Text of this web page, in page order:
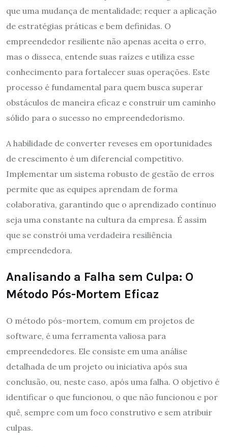
que uma mudança de mentalidade; requer a aplicação
de estratégias práticas e bem definidas. O
empreendedor resiliente não apenas aceita o erro,
mas o disseca, entende suas raízes e utiliza esse
conhecimento para fortalecer suas operações. Este
processo é fundamental para quem busca superar
obstáculos de maneira eficaz e construir um caminho
sólido para o sucesso no empreendedorismo.
A habilidade de converter reveses em oportunidades
de crescimento é um diferencial competitivo.
Implementar um sistema robusto de gestão de erros
permite que as equipes aprendam de forma
colaborativa, garantindo que o aprendizado contínuo
seja uma constante na cultura da empresa. É assim
que se constrói uma verdadeira resiliência
empreendedora.
Analisando a Falha sem Culpa: O
Método Pós-Mortem Eficaz
O método pós-mortem, comum em projetos de
software, é uma ferramenta valiosa para
empreendedores. Ele consiste em uma análise
detalhada de um projeto ou iniciativa após sua
conclusão, ou, neste caso, após uma falha. O objetivo é
identificar o que funcionou, o que não funcionou e por
quê, sempre com um foco construtivo e sem atribuir
culpas.